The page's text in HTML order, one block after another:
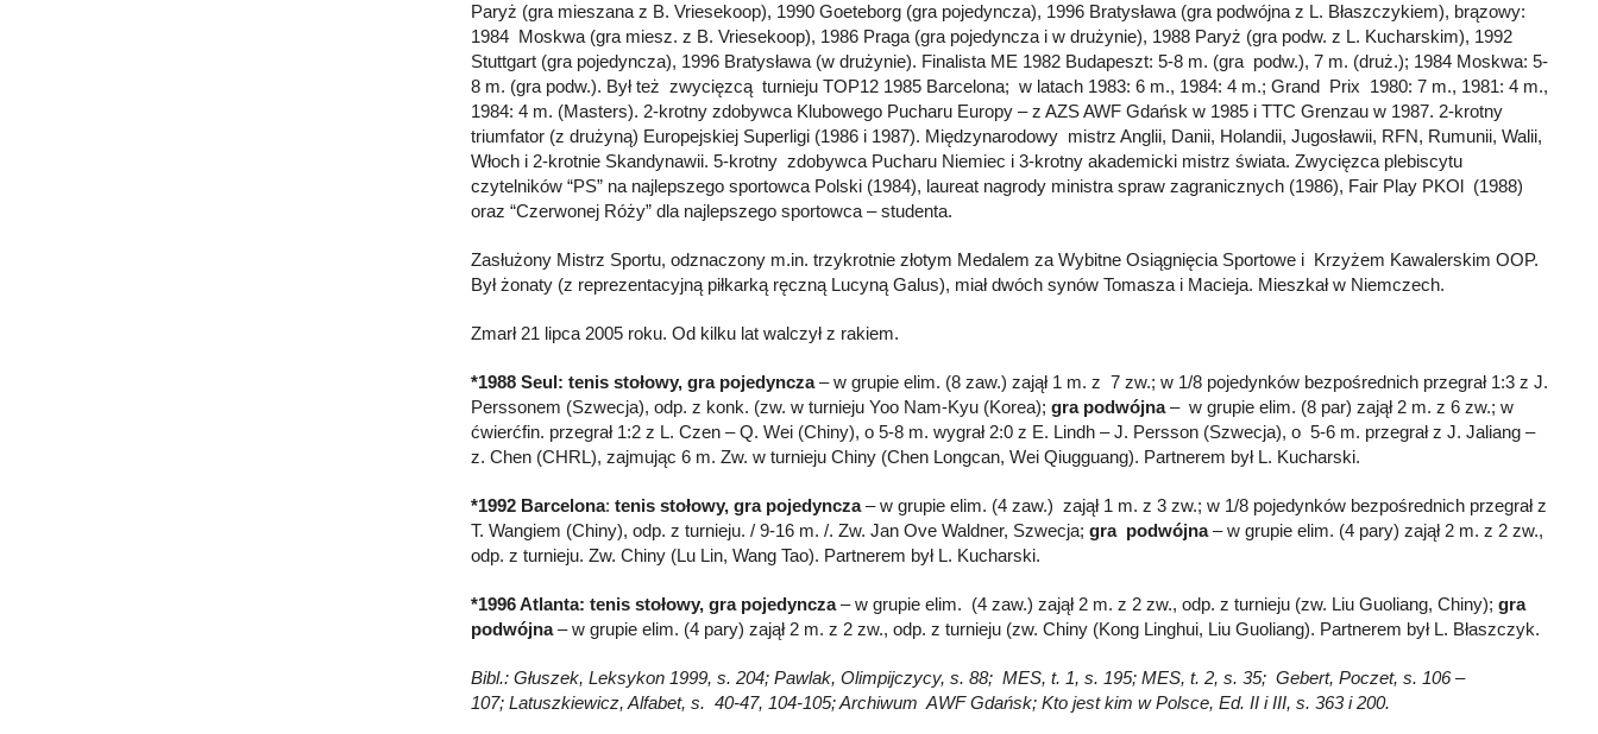
Paryż (gra mieszana z B. Vriesekoop), 1990 Goeteborg (gra pojedyncza), 1996 Bratysława (gra podwójna z L. Błaszczykiem), brązowy:
1984 Moskwa (gra miesz. z B. Vriesekoop), 1986 Praga (gra pojedyncza i w drużynie), 1988 Paryż (gra podw. z L. Kucharskim), 1992
Stuttgart (gra pojedyncza), 1996 Bratysława (w drużynie). Finalista ME 1982 Budapeszt: 5-8 m. (gra podw.), 7 m. (druż.); 1984 Moskwa: 5-
8 m. (gra podw.). Był też zwycięzcą turnieju TOP12 1985 Barcelona; w latach 1983: 6 m., 1984: 4 m.; Grand Prix 1980: 7 m., 1981: 4 m.,
1984: 4 m. (Masters). 2-krotny zdobywca Klubowego Pucharu Europy – z AZS AWF Gdańsk w 1985 i TTC Grenzau w 1987. 2-krotny
triumfator (z drużyną) Europejskiej Superligi (1986 i 1987). Międzynarodowy mistrz Anglii, Danii, Holandii, Jugosławii, RFN, Rumunii, Walii,
Włoch i 2-krotnie Skandynawii. 5-krotny zdobywca Pucharu Niemiec i 3-krotny akademicki mistrz świata. Zwycięzca plebiscytu
czytelników “PS” na najlepszego sportowca Polski (1984), laureat nagrody ministra spraw zagranicznych (1986), Fair Play PKOl (1988)
oraz “Czerwonej Róży” dla najlepszego sportowca – studenta.
Zasłużony Mistrz Sportu, odznaczony m.in. trzykrotnie złotym Medalem za Wybitne Osiągnięcia Sportowe i Krzyżem Kawalerskim OOP.
Był żonaty (z reprezentacyjną piłkarką ręczną Lucyną Galus), miał dwóch synów Tomasza i Macieja. Mieszkał w Niemczech.
Zmarł 21 lipca 2005 roku. Od kilku lat walczył z rakiem.
*1988 Seul: tenis stołowy, gra pojedyncza– w grupie elim. (8 zaw.) zajął 1 m. z 7 zw.; w 1/8 pojedynków bezpośrednich przegrał 1:3 z J.
Perssonem (Szwecja), odp. z konk. (zw. w turnieju Yoo Nam-Kyu (Korea); gra podwójna– w grupie elim. (8 par) zajął 2 m. z 6 zw.; w
ćwierćfin. przegrał 1:2 z L. Czen – Q. Wei (Chiny), o 5-8 m. wygrał 2:0 z E. Lindh – J. Persson (Szwecja), o 5-6 m. przegrał z J. Jaliang –
z. Chen (CHRL), zajmując 6 m. Zw. w turnieju Chiny (Chen Longcan, Wei Qiugguang). Partnerem był L. Kucharski.
*1992 Barcelona: tenis stołowy, gra pojedyncza– w grupie elim. (4 zaw.) zajął 1 m. z 3 zw.; w 1/8 pojedynków bezpośrednich przegrał z
T. Wangiem (Chiny), odp. z turnieju. / 9-16 m. /. Zw. Jan Ove Waldner, Szwecja; gra podwójna– w grupie elim. (4 pary) zajął 2 m. z 2 zw.,
odp. z turnieju. Zw. Chiny (Lu Lin, Wang Tao). Partnerem był L. Kucharski.
*1996 Atlanta: tenis stołowy, gra pojedyncza– w grupie elim. (4 zaw.) zajął 2 m. z 2 zw., odp. z turnieju (zw. Liu Guoliang, Chiny); gra
podwójna– w grupie elim. (4 pary) zajął 2 m. z 2 zw., odp. z turnieju (zw. Chiny (Kong Linghui, Liu Guoliang). Partnerem był L. Błaszczyk.
Bibl.: Głuszek, Leksykon 1999, s. 204; Pawlak, Olimpijczycy, s. 88; MES, t. 1, s. 195; MES, t. 2, s. 35; Gebert, Poczet, s. 106 –
107; Latuszkiewicz, Alfabet, s. 40-47, 104-105; Archiwum AWF Gdańsk; Kto jest kim w Polsce, Ed. II i III, s. 363 i 200.